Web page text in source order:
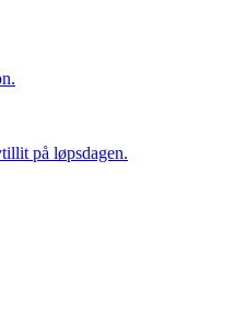
på løpsdagen.